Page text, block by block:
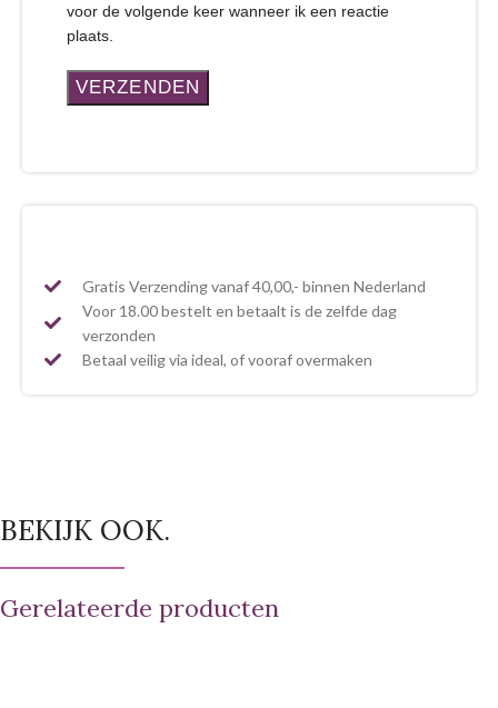
voor de volgende keer wanneer ik een reactie
plaats.
Gratis Verzending vanaf 40,00,- binnen Nederland
Voor 18.00 bestelt en betaalt is de zelfde dag
verzonden
Betaal veilig via ideal, of vooraf overmaken
BEKIJK OOK.
Gerelateerde producten